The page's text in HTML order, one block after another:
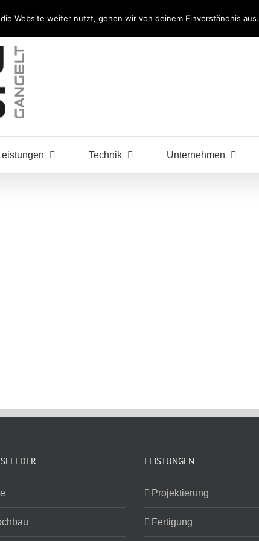
Technik Unternehmen
LEISTUNGEN
Projektierung
Fertigung
Website weiter nutzt, gehen wir von deinem Einverständnis aus.